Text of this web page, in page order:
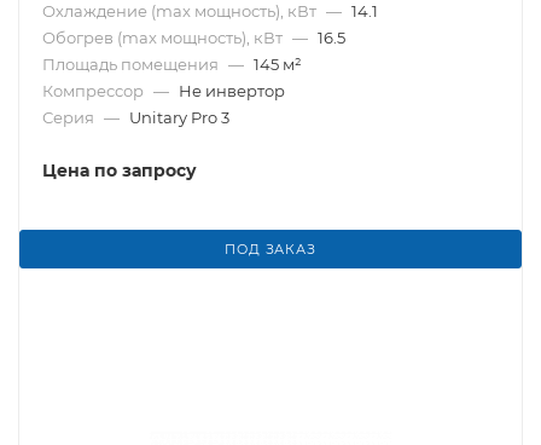
Охлаждение (max мощность), кВт — 14.1
Обогрев (max мощность), кВт — 16.5
Площадь помещения — 145 м²
Компрессор — Не инвертор
Серия — Unitary Pro 3
Цена по запросу
ПОД ЗАКАЗ